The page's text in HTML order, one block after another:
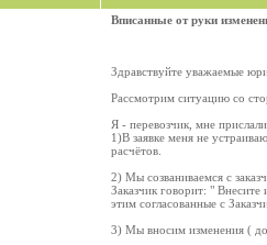
Вписанные от руки
Здравствуйте уважаемые
Рассмотрим ситуацию со
Я - перевозчик, мне прислали
1)В заявке меня не
расчётов.
2) Мы созваниваемся с
Заказчик говорит: "
этим согласованные с
3) Мы вносим изменения (